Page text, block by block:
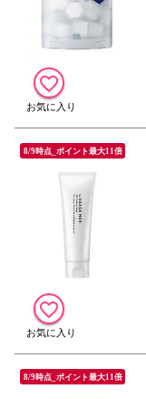
8/9時点_ポイント最大11倍
8/9時点_ポイント最大11倍